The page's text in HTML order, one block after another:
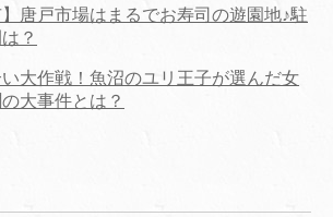
】唐戸市場はまるでお寿司の遊園地♪駐
？
大作戦！魚沼のユリ王子が選んだ女
大事件とは？